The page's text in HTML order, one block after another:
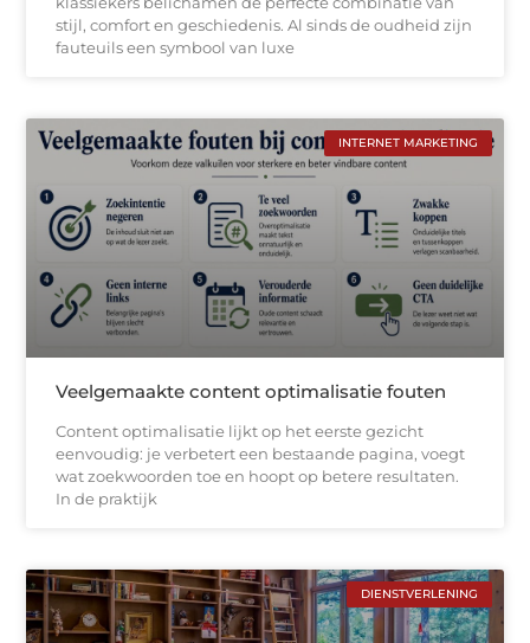
stijl, comfort en geschiedenis. Al sinds de oudheid zijn
fauteuils een symbool van luxe
INTERNET MARKETING
Veelgemaakte content optimalisatie fouten
Content optimalisatie lijkt op het eerste gezicht
eenvoudig: je verbetert een bestaande pagina, voegt
wat zoekwoorden toe en hoopt op betere resultaten.
In de praktijk
DIENSTVERLENING